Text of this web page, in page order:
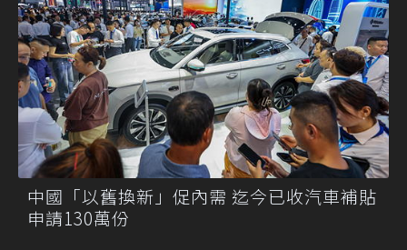
中國「以舊換新」促內需 迄今已收汽車補貼
申請130萬份